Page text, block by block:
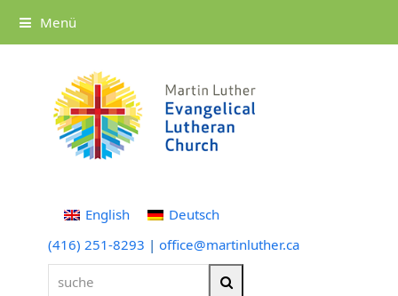
Menü
English
Deutsch
(416) 251-8293 | office@martinluther.ca
suche